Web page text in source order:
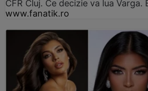
CFR Cluj. Ce decizie va lua Varga.
www.fanatik.ro